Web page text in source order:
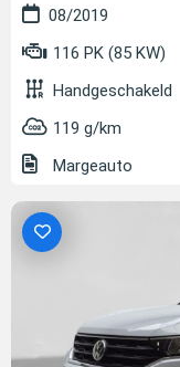
08/2019
116 PK (85 KW)
Handgeschakeld
119 g/km
Margeauto